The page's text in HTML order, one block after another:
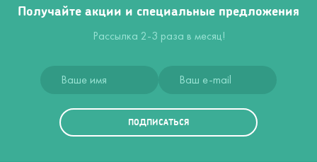
Получайте акции и специальные предложения
Рассылка 2-3 раза в месяц!
ПОДПИСАТЬСЯ